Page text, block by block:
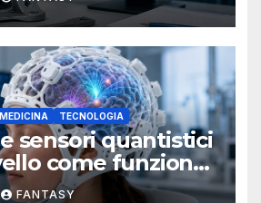
MEDICINA TECNOLOGIA
sensori quantistici
come funziona
FANTASY